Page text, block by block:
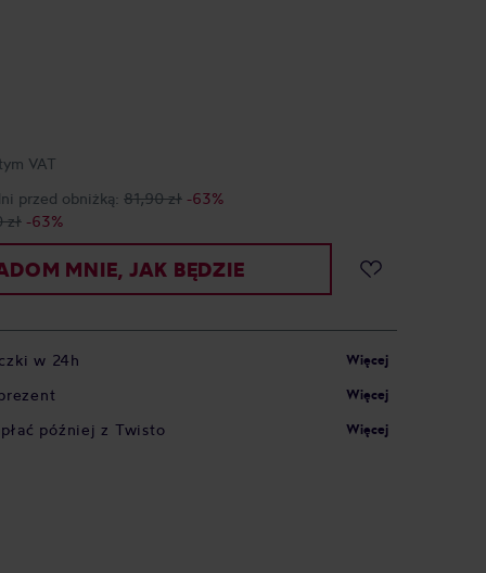
VAT
przed obniżką: 81,90 zł -63%
zł -63%
MNIE, JAK BĘDZIE
w 24h Więcej
Więcej
później z Twisto Więcej